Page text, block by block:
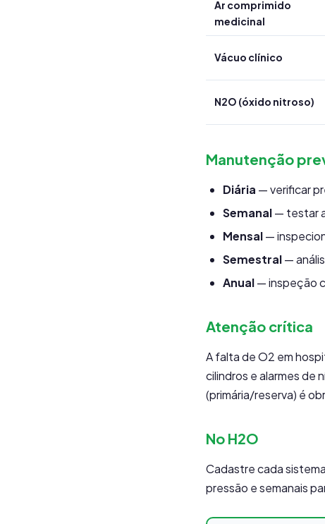
Ar comprimido
medicinal
Vácuo clínico
N2O (óxido nitroso)
Manutenção
Diária — verificar
Semanal— testar
Mensal—
Semestral—
Anual— inspeção
Atenção crítica
A falta de O2 em
cilindros e alarmes
(primária/reserva) é
No H2O
Cadastre cada
pressão e semanais